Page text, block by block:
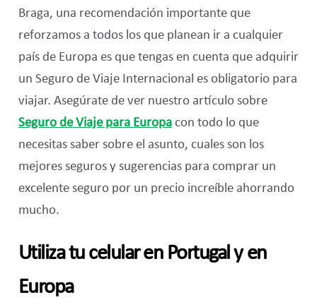
Braga, una recomendación importante que
reforzamos a todos los que planean ir a cualquier
país de Europa es que tengas en cuenta que adquirir
un Seguro de Viaje Internacional es obligatorio para
viajar. Asegúrate de ver nuestro artículo sobre
Seguro de Viaje para Europacon todo lo que
necesitas saber sobre el asunto, cuales son los
mejores seguros y sugerencias para comprar un
excelente seguro por un precio increíble ahorrando
mucho.
Utiliza tu celular en Portugal y en
Europa